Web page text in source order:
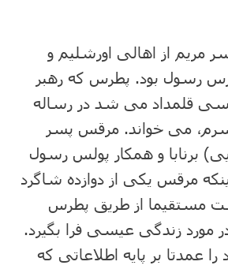
مریم از اهالی اورشلیم و
رسول بود. پطرس که رهبر
قلمداد می شد در رساله
می خواند. مرقس پسر
برنابا و همکار پولس رسول
مرقس یکی از دوازده شاگرد
مستقیما از طریق پطرس
مورد زندگی عیسی فرا بگیرد.
عمدتا بر پایه اطلاعاتی که